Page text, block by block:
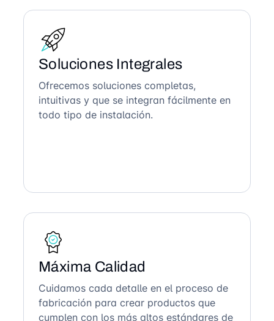
Soluciones Integrales
Ofrecemos soluciones completas,
intuitivas y que se integran fácilmente en
todo tipo de instalación.
Máxima Calidad
Cuidamos cada detalle en el proceso de
fabricación para crear productos que
cumplen con los más altos estándares de